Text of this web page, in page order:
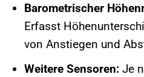
Barometrischer
Erfasst
von Anstiegen und
Weitere Sensoren:Je